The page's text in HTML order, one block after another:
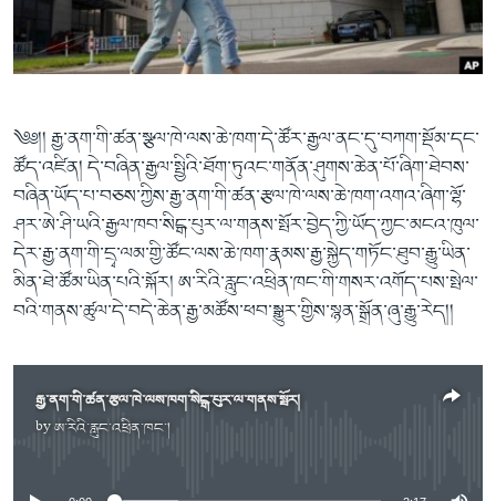
ཞིབ་
ལ་
དྲ་བརྙན་གསར་འགྱུར།
ཁ་བའི་མི་སྣ།
དཔེ་ཀློག
ཆབ་སྲིད་བཙོན་པ་ངོ་སྤྲོད།
བགྲོ་གླེང་མདུན་ལྕོག
བསྐྱར་ཞིབ།
དཔེ་ཀློག
ཕ་ཡུལ་གླེང་སྟེགས།
ཆོས་རིག་ལེ་ཚན།
གཞོན་སྐྱེས་དང་ཤེས་ཡོན།
འཕྲོད་བསྟེན་དང་དོན་ལྡན་གྱི་མི་ཚེ།
སོ་ཡ་ལ། བོད་ཀྱི་གླུ་གཞས།
Learning English
རྗེས་འབྲངས།
སྐད་ཡིག
༄༅།། རྒྱ་ནག་གི་ཚན་སྩལ་ཁེ་ལས་ཆེ་ཁག་དེ་ཚོར་རྒྱལ་ནང་དུ་བཀག་སྡོམ་དང་
ཚོད་འཛིན། དེ་བཞིན་རྒྱལ་སྤྱིའི་ཐོག་ཏུའང་གནོན་ཤུགས་ཆེན་པོ་ཞིག་ཐེབས་
བཞིན་ཡོད་པ་བཅས་ཀྱིས་རྒྱ་ནག་གི་ཚན་རྩལ་ཁེ་ལས་ཆེ་ཁག་འགའ་ཞིག་ལྷོ་
ཤར་ཨེ་ཤི་ཡའི་རྒྱལ་ཁབ་སིངྒ་པུར་ལ་གནས་སྤོར་བྱེད་ཀྱི་ཡོད་ཀྱང་མངའ་ཁུལ་
དེར་རྒྱ་ནག་གི་དྲྭ་ལམ་གྱི་ཚོང་ལས་ཆེ་ཁག་རྣམས་རྒྱ་སྐྱེད་གཏོང་ཐུབ་རྒྱུ་ཡིན་
མིན་ཐེ་ཚོམ་ཡིན་པའི་སྐོར། ཨ་རིའི་རླུང་འཕྲིན་ཁང་གི་གསར་འགོད་པས་སྤེལ་
བའི་གནས་ཚུལ་དེ་བདེ་ཆེན་རྒྱ་མཚོས་ཕབ་སྒྱུར་གྱིས་སྙན་སྒྲོན་ཞུ་རྒྱུ་རེད།།
རྒྱ་ནག་གི་ཚན་རྩལ་ཁེ་ལས་ཁག་སིངྒ་པུར་ལ་གནས་སྤོར།
byཨ་རིའི་རླུང་འཕྲིན་ཁང་།No media source currently available